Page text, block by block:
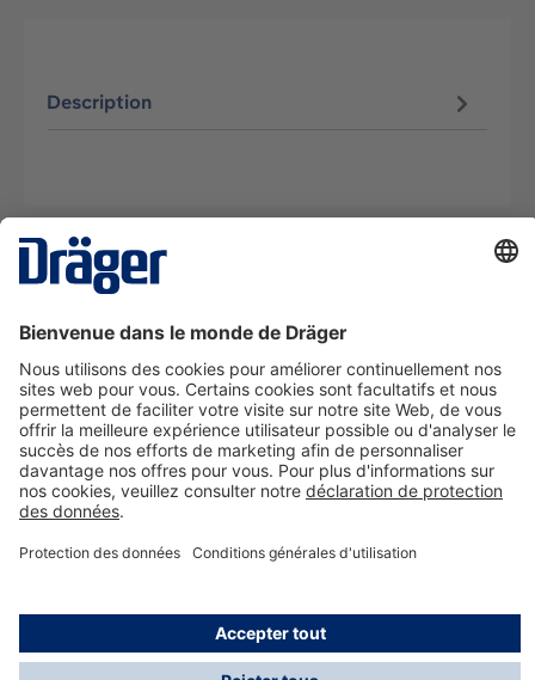
Description
La technologie
Nous contacter
A propos de Dräger
Informations
*Les taxes et les frais d'expédition ne sont pas inclus